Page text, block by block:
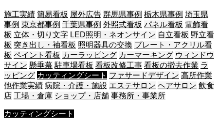
施工実績 簡易看板 屋外広告 群馬県事例 栃木県事例 埼玉県
事例 東京都事例 千葉県事例 外照式看板 パネル看板 電飾看
板 立体・切り文字 LED照明・ネオンサイン 自立看板 野立看
板 突き出し・袖看板 照明器具の交換 プレート・アクリル看
板 ペイント看板 カーラッピング カーマーキング ウィンドウ
サイン 懸垂幕 駐車場看板 看板改修工事 看板の撤去作業 ラ
ッピング カッティングシート ファサードデザイン 高所作業
他作業実績 病院・介護・施設 エステサロン ヘアサロン 飲食
店 工場・倉庫 ショップ・店舗 事務所・事業所
カッティングシート